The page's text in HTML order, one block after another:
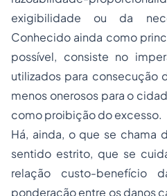
exigibilidade ou da
Conhecido ainda como
possível, consiste no
utilizados para consecução
menos onerosos para o
como proibição do excesso.
Há, ainda, o que se chama
sentido estrito, que se
relação custo-benefício
ponderação entre os danos